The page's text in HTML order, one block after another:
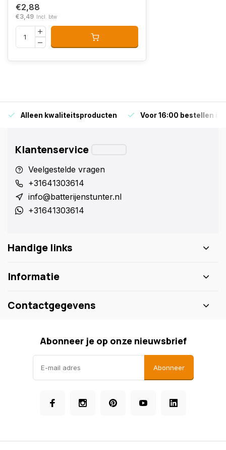
€2,88
€3,49 Incl. btw
Alleen kwaliteitsproducten Voor 16:00 bestellen is
Klantenservice
Veelgestelde vragen
+31641303614
info@batterijenstunter.nl
+31641303614
Handige links
Informatie
Contactgegevens
Abonneer je op onze nieuwsbrief
Abonneer